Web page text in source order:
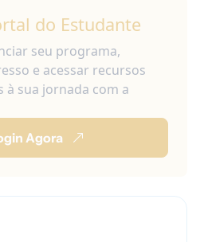
do Estudante
seu programa,
e acessar recursos
à sua jornada com a
Agora